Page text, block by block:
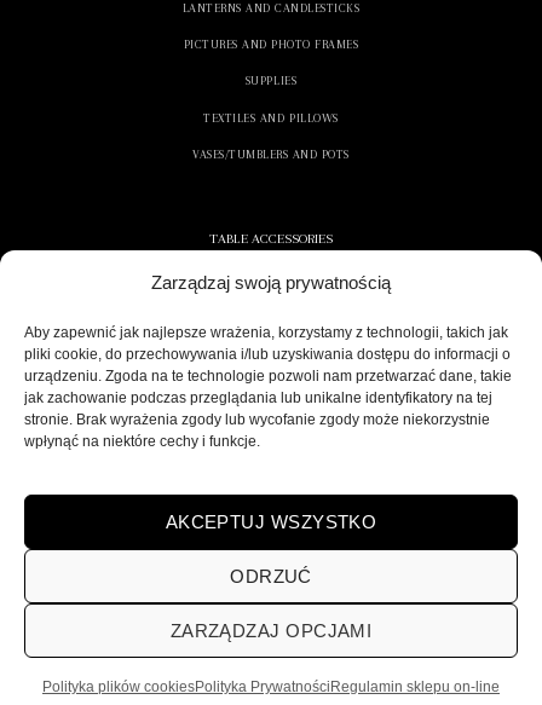
Zarządzaj swoją prywatnością
Aby zapewnić jak najlepsze wrażenia, korzystamy z technologii, takich jak
pliki cookie, do przechowywania i/lub uzyskiwania dostępu do informacji o
urządzeniu. Zgoda na te technologie pozwoli nam przetwarzać dane, takie
jak zachowanie podczas przeglądania lub unikalne identyfikatory na tej
stronie. Brak wyrażenia zgody lub wycofanie zgody może niekorzystnie
wpłynąć na niektóre cechy i funkcje.
AKCEPTUJ WSZYSTKO
ODRZUĆ
ZARZĄDZAJ OPCJAMI
Polityka plików cookiesPolityka Prywatności Regulamin sklepu on-line
LANTERNS AND CANDLESTICKS
PICTURES AND PHOTO FRAMES
SUPPLIES
TEXTILES AND PILLOWS
VASES/TUMBLERS AND POTS
TABLE ACCESSORIES
CONTAINERS AND NAPKINS
COOLERS/ICE CONTAINERS
SALT/PEPPER SHAKERS
SECURE DELIVERY
POLITYKA PRYWATNOŚCI
WYSYŁKA
DOSTAWA ZWROTY HOME VISARDI
Visardi | Home Decorations | Home Accessories | © 2026